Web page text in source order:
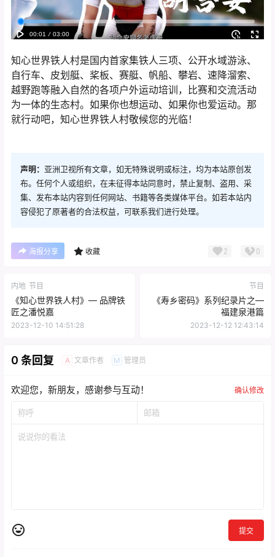
知心世界铁人村是国内首家集铁人三项、公开水域游泳、
自行车、皮划艇、桨板、赛艇、帆船、攀岩、速降溜索、
越野跑等融入自然的各项户外运动培训，比赛和交流活动
为一体的生态村。如果你也想运动、如果你也爱运动。那
就行动吧，知心世界铁人村敬候您的光临！
声明： 亚洲卫视所有文章，如无特殊说明或标注，均为本站原创发
布。任何个人或组织，在未征得本站同意时，禁止复制、盗用、采
集、发布本站内容到任何网站、书籍等各类媒体平台。如若本站内
容侵犯了原著者的合法权益，可联系我们进行处理。
海报分享 收藏 2 0
内地 节目
《知心世界铁人村》— 品牌铁
匠之潘悦嘉
2023-12-10 14:51:28
节目
《寿乡密码》系列纪录片之—
福建泉港篇
2023-12-12 12:43:14
0 条回复 A 文章作者 M 管理员
欢迎您，新朋友，感谢参与互动！ 确认修改
提交